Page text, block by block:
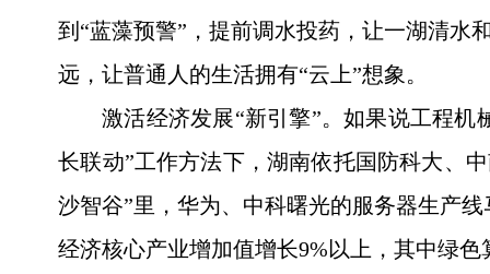
到“蓝藻预警”，提前调水投药，让一湖清水
远，让普通人的生活拥有“云上”想象。
激活经济发展“新引擎”。如果说工程机
长联动”工作方法下，湖南依托国防科大、
沙智谷”里，华为、中科曙光的服务器生产
经济核心产业增加值增长9%以上，其中绿